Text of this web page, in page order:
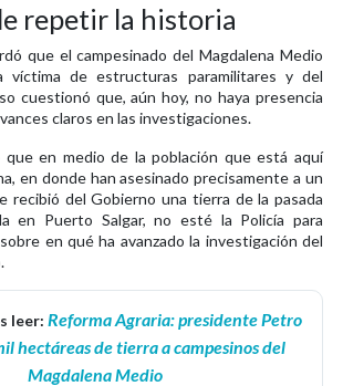
repetir la historia
que el campesinado del Magdalena Medio
víctima de estructuras paramilitares y del
cuestionó que, aún hoy, no haya presencia
claros en las investigaciones.
que en medio de la población que está aquí
en donde han asesinado precisamente a un
recibió del Gobierno una tierra de la pasada
en Puerto Salgar, no esté la Policía para
en qué ha avanzado la investigación del
leer: Reforma Agraria: presidente Petro
hectáreas de tierra a campesinos del
Magdalena Medio